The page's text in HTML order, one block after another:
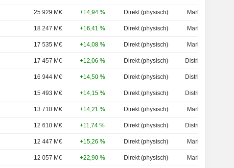
25 929 M€ +14,94 % Direkt (physisch) Marktwert
18 247 M€ +16,41 % Direkt (physisch) Marktwert
17 535 M€ +14,08 % Direkt (physisch) Marktwert
17 457 M€ +12,06 % Direkt (physisch) Distribution
16 944 M€ +14,50 % Direkt (physisch) Distribution
15 493 M€ +14,15 % Direkt (physisch) Distribution
13 710 M€ +14,21 % Direkt (physisch) Marktwert
12 610 M€ +11,74 % Direkt (physisch) Distribution
12 447 M€ +15,26 % Direkt (physisch) Marktwert
12 057 M€ +22,90 % Direkt (physisch) Marktwert